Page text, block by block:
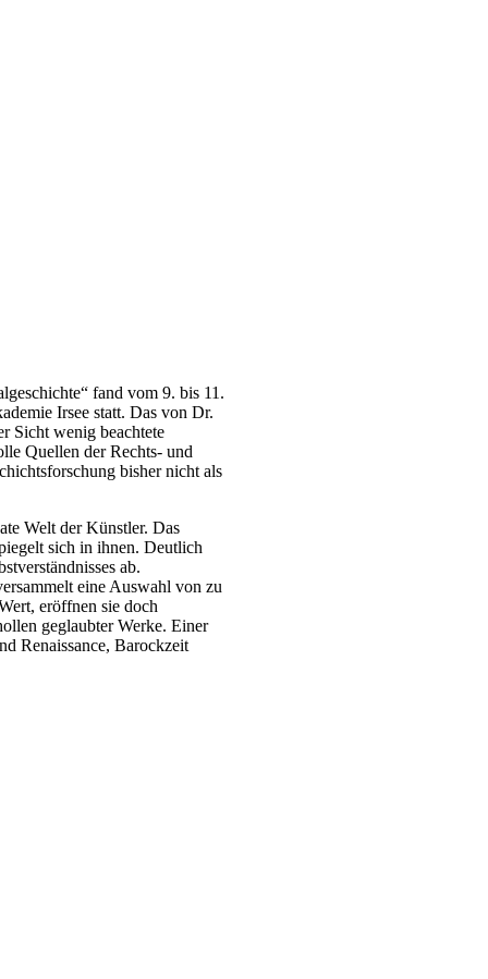
fand vom 9. bis 11.
Irsee statt. Das von Dr.
Sicht wenig beachtete
Quellen der Rechts- und
bisher nicht als
Welt der Künstler. Das
sich in ihnen. Deutlich
ab.
eine Auswahl von zu
eröffnen sie doch
geglaubter Werke. Einer
Renaissance, Barockzeit